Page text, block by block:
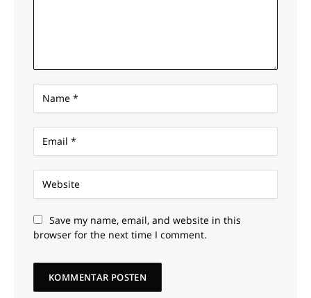
Save my name, email, and website in this
browser for the next time I comment.